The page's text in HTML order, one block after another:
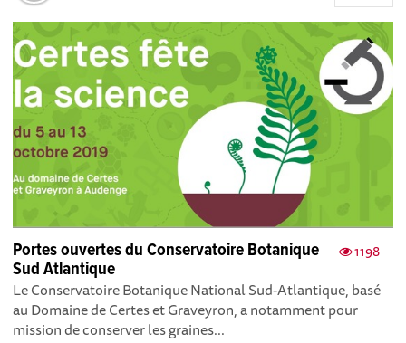
1198
Portes ouvertes du Conservatoire Botanique
Sud Atlantique
Le Conservatoire Botanique National Sud-Atlantique, basé
au Domaine de Certes et Graveyron, a notamment pour
mission de conserver les graines...